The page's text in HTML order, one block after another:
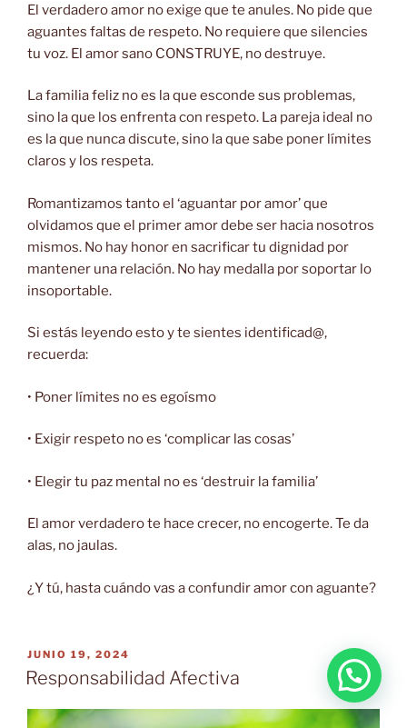
El verdadero amor no exige que te anules. No pide que
aguantes faltas de respeto. No requiere que silencies
tu voz. El amor sano CONSTRUYE, no destruye.
La familia feliz no es la que esconde sus problemas,
sino la que los enfrenta con respeto. La pareja ideal no
es la que nunca discute, sino la que sabe poner límites
claros y los respeta.
Romantizamos tanto el ‘aguantar por amor’ que
olvidamos que el primer amor debe ser hacia nosotros
mismos. No hay honor en sacrificar tu dignidad por
mantener una relación. No hay medalla por soportar lo
insoportable.
Si estás leyendo esto y te sientes identificad@,
recuerda:
• Poner límites no es egoísmo
• Exigir respeto no es ‘complicar las cosas’
• Elegir tu paz mental no es ‘destruir la familia’
El amor verdadero te hace crecer, no encogerte. Te da
alas, no jaulas.
¿Y tú, hasta cuándo vas a confundir amor con aguante?
PUBLICADO
EL
JUNIO 19, 2024
Responsabilidad Afectiva